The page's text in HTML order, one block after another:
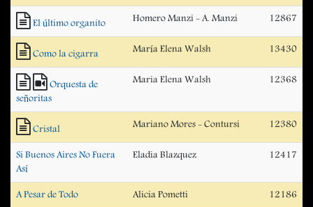
El último organito Homero Manzi - A. Manzi 12867
Como la cigarra María Elena Walsh 13430
Orquesta de
señoritas
Maria Elena Walsh 12368
Cristal Mariano Mores - Contursi 12380
Si Buenos Aires No Fuera
Así
Eladia Blazquez 12417
A Pesar de Todo Alicia Pometti 12186